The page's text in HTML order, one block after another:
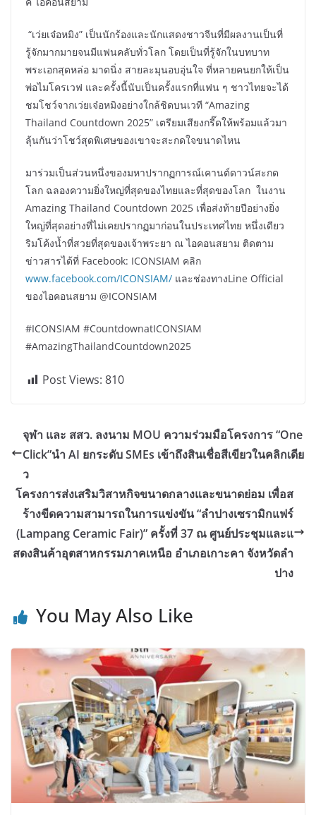
“เว่ยเจ๋อหมิง” เป็นนักร้องและนักแสดงชาวจีนที่มีผลงานเป็นที่
รู้จักมากมายจนมีแฟนคลับทั่วโลก โดยเป็นที่รู้จักในบทบาท
พระเอกสุดหล่อ มาดนิ่ง สายละมุนอบอุ่นใจ ที่หลายคนยกให้เป็น
พ่อไมโครเวฟ และครั้งนี้นับเป็นครั้งแรกที่แฟน ๆ ชาวไทยจะได้
ชมโชว์จากเว่ยเจ๋อหมิงอย่างใกล้ชิดบนเวที “Amazing
Thailand Countdown 2025” เตรียมเสียงกรี๊ดให้พร้อมแล้วมา
ลุ้นกันว่าโชว์สุดพิเศษของเขาจะสะกดใจขนาดไหน
มาร่วมเป็นส่วนหนึ่งของมหาปรากฏการณ์เคานต์ดาวน์สะกด
โลก ฉลองความยิ่งใหญ่ที่สุดของไทยและที่สุดของโลก ในงาน
Amazing Thailand Countdown 2025 เพื่อส่งท้ายปีอย่างยิ่ง
ใหญ่ที่สุดอย่างที่ไม่เคยปรากฏมาก่อนในประเทศไทย หนึ่งเดียว
ริมโค้งน้ำที่สวยที่สุดของเจ้าพระยา ณ ไอคอนสยาม ติดตาม
ข่าวสารได้ที่ Facebook: ICONSIAM คลิก
www.facebook.com/ICONSIAM/ และช่องทางLine Official
ของไอคอนสยาม @ICONSIAM
#ICONSIAM #CountdownatICONSIAM
#AmazingThailandCountdown2025
Post Views: 810
จุฬา และ สสว. ลงนาม MOU ความร่วมมือโครงการ “One
Click”นำ AI ยกระดับ SMEs เข้าถึงสินเชื่อสีเขียวในคลิกเดีย
ว
โครงการส่งเสริมวิสาหกิจขนาดกลางและขนาดย่อม เพื่อส
ร้างขีดความสามารถในการแข่งขัน “ลำปางเซรามิกแฟร์
(Lampang Ceramic Fair)” ครั้งที่ 37 ณ ศูนย์ประชุมและแ
สดงสินค้าอุตสาหกรรมภาคเหนือ อำเภอเกาะคา จังหวัดลำ
ปาง
You May Also Like